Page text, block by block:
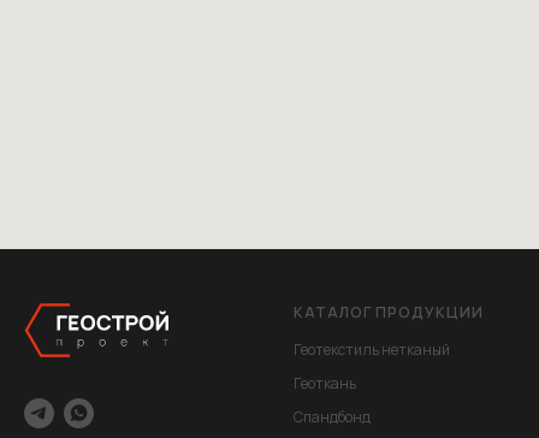
КАТАЛОГ ПРОДУКЦИИ
Геотекстиль нетканый
Геоткань
Спандбонд